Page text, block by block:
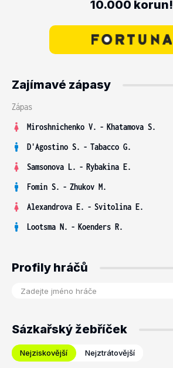
10.000 korun!
Zajímavé zápasy
Zápas
Miroshnichenko V. - Khatamova S.
D'Agostino S. - Tabacco G.
Samsonova L. - Rybakina E.
Fomin S. - Zhukov M.
Alexandrova E. - Svitolina E.
Lootsma N. - Koenders R.
Profily hráčů
Sázkařský žebříček
Nejziskovější Nejztrátovější